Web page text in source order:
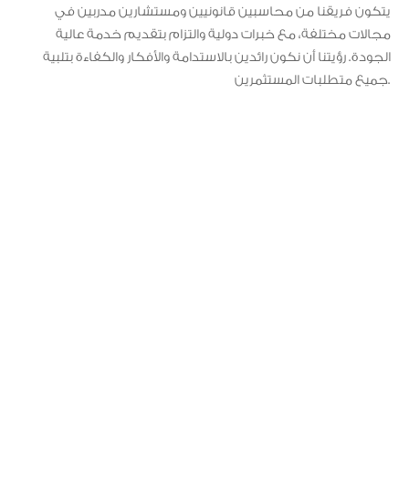
يتكون فريقنا من محاسبين قانونيين ومستشارين مدربين في
مجالات مختلفة، مع خبرات دولية والتزام بتقديم خدمة عالية
الجودة. رؤيتنا أن نكون رائدين بالاستدامة والأفكار والكفاءة بتلبية
جميع متطلبات المستثمرين.